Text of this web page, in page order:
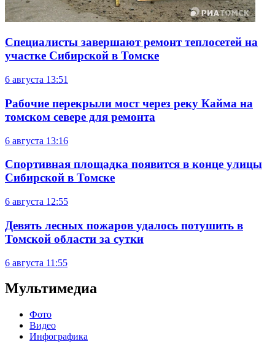
Специалисты завершают ремонт теплосетей на
участке Сибирской в Томске
6 августа 13:51
Рабочие перекрыли мост через реку Кайма на
томском севере для ремонта
6 августа 13:16
Спортивная площадка появится в конце улицы
Сибирской в Томске
6 августа 12:55
Девять лесных пожаров удалось потушить в
Томской области за сутки
6 августа 11:55
Мультимедиа
Фото
Видео
Инфографика